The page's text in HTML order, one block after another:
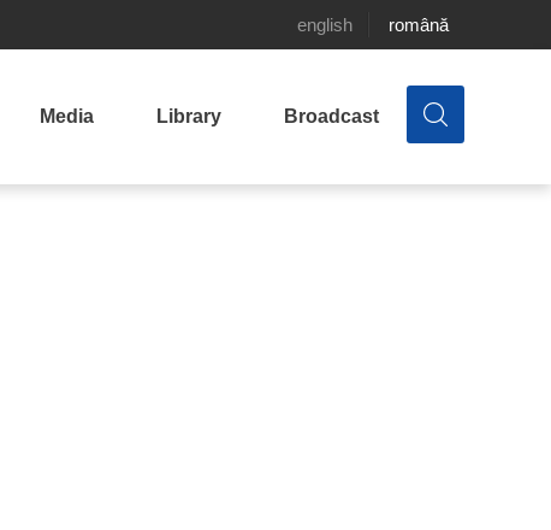
english română
Media Library Broadcast